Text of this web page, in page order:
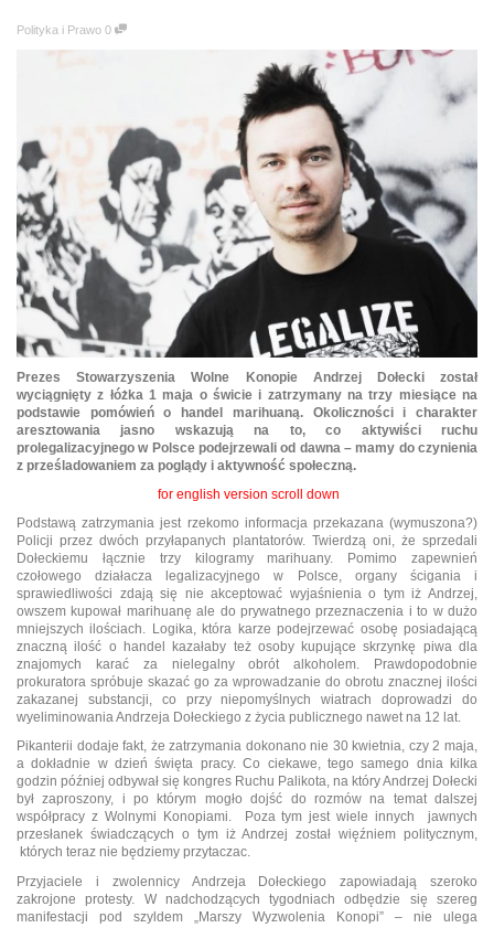
Polityka i Prawo 0
Prezes Stowarzyszenia Wolne Konopie Andrzej Dołecki został
wyciągnięty z łóżka 1 maja o świcie i zatrzymany na trzy miesiące na
podstawie pomówień o handel marihuaną. Okoliczności i charakter
aresztowania jasno wskazują na to, co aktywiści ruchu
prolegalizacyjnego w Polsce podejrzewali od dawna – mamy do czynienia
z prześladowaniem za poglądy i aktywność społeczną.
for english version scroll down
Podstawą zatrzymania jest rzekomo informacja przekazana (wymuszona?)
Policji przez dwóch przyłapanych plantatorów. Twierdzą oni, że sprzedali
Dołeckiemu łącznie trzy kilogramy marihuany. Pomimo zapewnień
czołowego działacza legalizacyjnego w Polsce, organy ścigania i
sprawiedliwości zdają się nie akceptować wyjaśnienia o tym iż Andrzej,
owszem kupował marihuanę ale do prywatnego przeznaczenia i to w dużo
mniejszych ilościach. Logika, która karze podejrzewać osobę posiadającą
znaczną ilość o handel kazałaby też osoby kupujące skrzynkę piwa dla
znajomych karać za nielegalny obrót alkoholem. Prawdopodobnie
prokuratora spróbuje skazać go za wprowadzanie do obrotu znacznej ilości
zakazanej substancji, co przy niepomyślnych wiatrach doprowadzi do
wyeliminowania Andrzeja Dołeckiego z życia publicznego nawet na 12 lat.
Pikanterii dodaje fakt, że zatrzymania dokonano nie 30 kwietnia, czy 2 maja,
a dokładnie w dzień święta pracy. Co ciekawe, tego samego dnia kilka
godzin później odbywał się kongres Ruchu Palikota, na który Andrzej Dołecki
był zaproszony, i po którym mogło dojść do rozmów na temat dalszej
współpracy z Wolnymi Konopiami. Poza tym jest wiele innych jawnych
przesłanek świadczących o tym iż Andrzej został więźniem politycznym,
których teraz nie będziemy przytaczac.
Przyjaciele i zwolennicy Andrzeja Dołeckiego zapowiadają szeroko
zakrojone protesty. W nadchodzących tygodniach odbędzie się szereg
manifestacji pod szyldem „Marszy Wyzwolenia Konopi” – nie ulega